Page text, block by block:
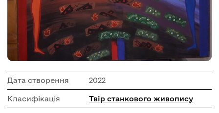
Дата створення 2022
Класифікація Твір станкового живопису